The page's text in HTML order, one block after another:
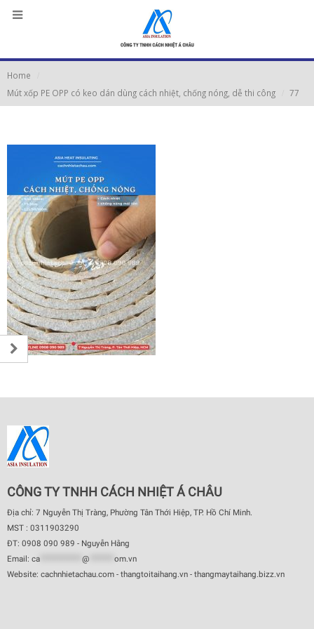
Home
Mút xốp PE OPP có keo dán dùng cách nhiệt, chống nóng, dễ thi công
77
CÔNG TY TNHH CÁCH NHIỆT Á CHÂU
Địa chỉ: 7 Nguyễn Thị Tràng, Phường Tân Thới Hiệp, TP. Hồ Chí Minh.
MST : 0311903290
ĐT: 0908 090 989 - Nguyễn Hằng
Email: ca @
om.vn
Website: cachnhietachau.com - thangtoitaihang.vn - thangmaytaihang.bizz.vn